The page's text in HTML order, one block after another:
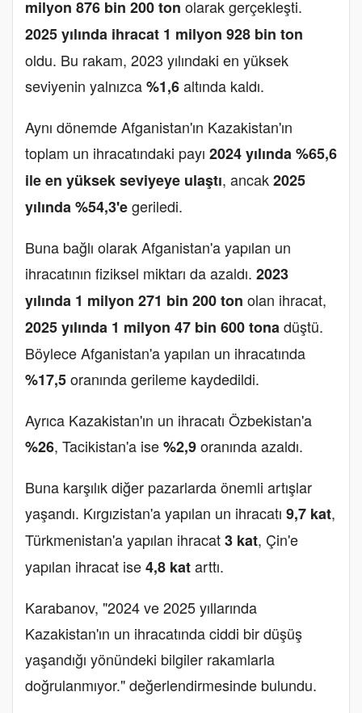
milyon 876 bin 200 ton olarak gerçekleşti.
2025 yılında ihracat 1 milyon 928 bin ton
oldu. Bu rakam, 2023 yılındaki en yüksek
seviyenin yalnızca%1,6altında kaldı.
Aynı dönemde Afganistan'ın Kazakistan'ın
toplam un ihracatındaki payı 2024 yılında %65,6
ile en yüksek seviyeye ulaştı, ancak2025
yılında %54,3'egeriledi.
Buna bağlı olarak Afganistan'a yapılan un
ihracatının fiziksel miktarı da azaldı. 2023
yılında 1 milyon 271 bin 200 ton olan ihracat,
2025 yılında 1 milyon 47 bin 600 tonadüştü.
Böylece Afganistan'a yapılan un ihracatında
%17,5oranında gerileme kaydedildi.
Ayrıca Kazakistan'ın un ihracatı Özbekistan'a
%26, Tacikistan'a ise%2,9oranında azaldı.
Buna karşılık diğer pazarlarda önemli artışlar
yaşandı. Kırgızistan'a yapılan un ihracatı 9,7 kat,
Türkmenistan'a yapılan ihracat3 kat, Çin'e
yapılan ihracat ise4,8 katarttı.
Karabanov, "2024 ve 2025 yıllarında
Kazakistan'ın un ihracatında ciddi bir düşüş
yaşandığı yönündeki bilgiler rakamlarla
doğrulanmıyor." değerlendirmesinde bulundu.